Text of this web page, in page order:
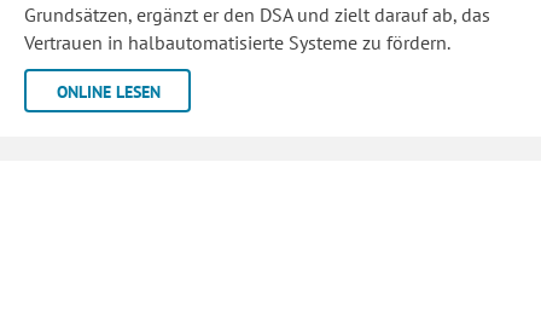
Grundsätzen, ergänzt er den DSA und zielt darauf ab, das
Vertrauen in halbautomatisierte Systeme zu fördern.
ONLINE LESEN